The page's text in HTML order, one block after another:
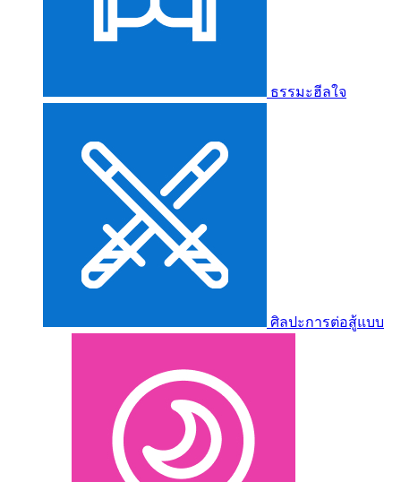
ธรรมะฮีลใจ
ศิลปะการต่อสู้แบบ